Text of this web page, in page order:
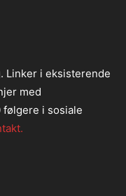
Linker i eksisterende
med
følgere i sosiale